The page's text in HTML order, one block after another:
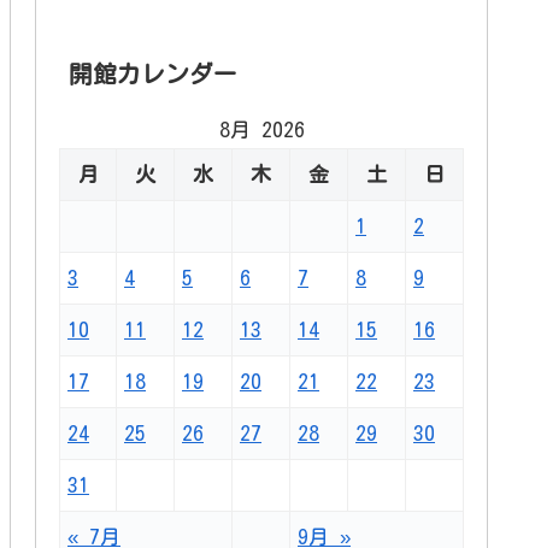
開館カレンダー
8月 2026
月 火 水 木 金 土 日
1 2
3 4 5 6 7 8 9
10 11 12 13 14 15 16
17 18 19 20 21 22 23
24 25 26 27 28 29 30
31
« 7月 9月 »